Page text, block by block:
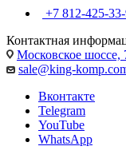
+7 812-425-
Контактная
Московское шоссе,
sale@king-
Вконтакте
Telegram
YouTube
WhatsApp